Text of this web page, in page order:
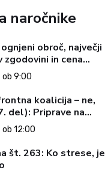
naročnike
obroč, največji
zgodovini in cena
9:00
koalicija – ne,
del): Priprave na
– dvorska
Gramsci na delu:
in revolucionarna
krščanstva
12:00
št. 263: Ko strese, je